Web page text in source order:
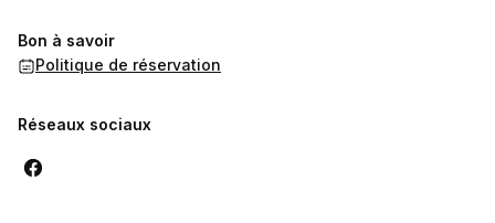
Abonnements Mensuel: 11000 - Annuel: 26000 - Familial
annuel: 60000 - Spécial annuel pour Personnels de santé et
points de consultation.
Bon à savoir
Politique de réservation
Réseaux sociaux